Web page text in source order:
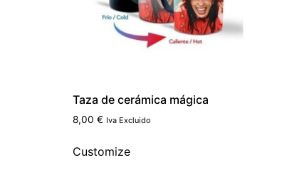
Taza de cerámica mágica
8,00 € Iva Excluido
Customize